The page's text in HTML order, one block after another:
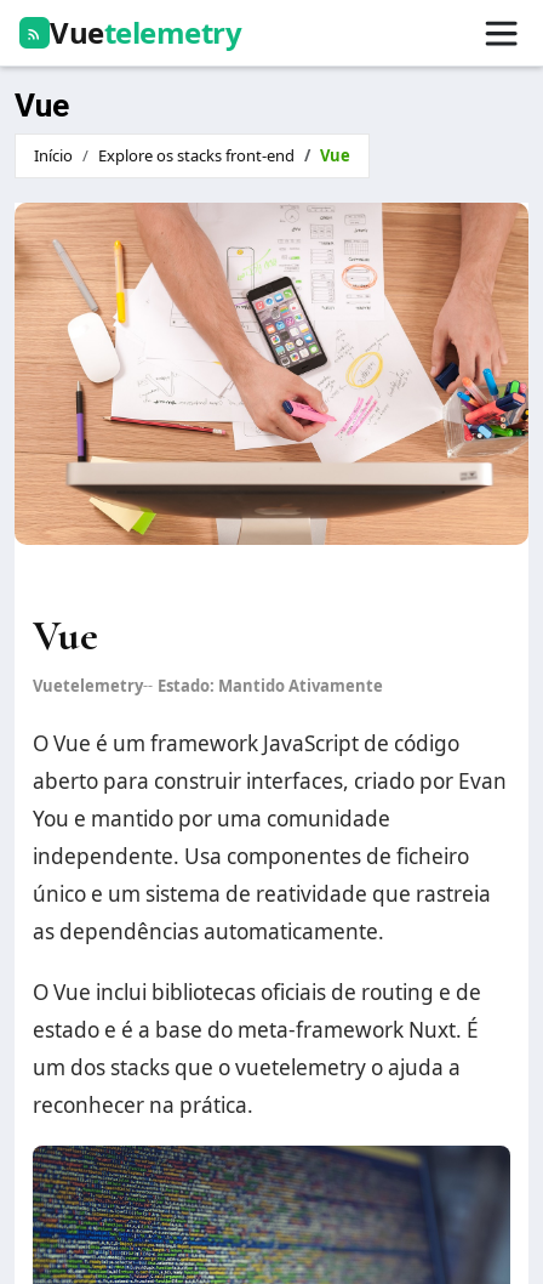
Vuetelemetry
Vue
Início Explore os stacks front-end Vue
Vue
Vuetelemetry Estado: Mantido Ativamente
O Vue é um framework JavaScript de código
aberto para construir interfaces, criado por Evan
You e mantido por uma comunidade
independente. Usa componentes de ficheiro
único e um sistema de reatividade que rastreia
as dependências automaticamente.
O Vue inclui bibliotecas oficiais de routing e de
estado e é a base do meta-framework Nuxt. É
um dos stacks que o vuetelemetry o ajuda a
reconhecer na prática.